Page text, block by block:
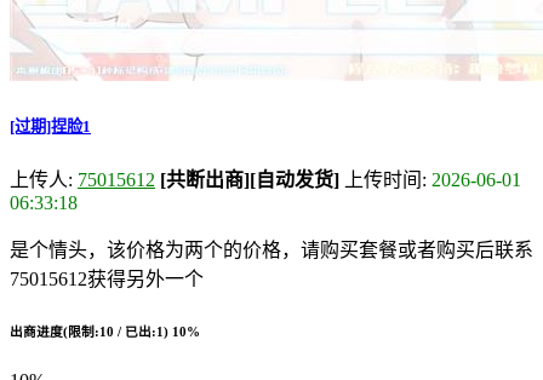
[过期]捏脸1
上传人: 75015612 [共断出商][自动发货] 上传时间: 2026-06-01
06:33:18
是个情头，该价格为两个的价格，请购买套餐或者购买后联系
75015612获得另外一个
出商进度(限制:10 / 已出:1) 10%